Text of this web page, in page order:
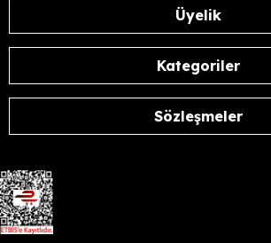
Üyelik
Kategoriler
Sözleşmeler